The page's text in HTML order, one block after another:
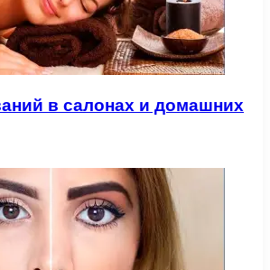
в салонах и домашних